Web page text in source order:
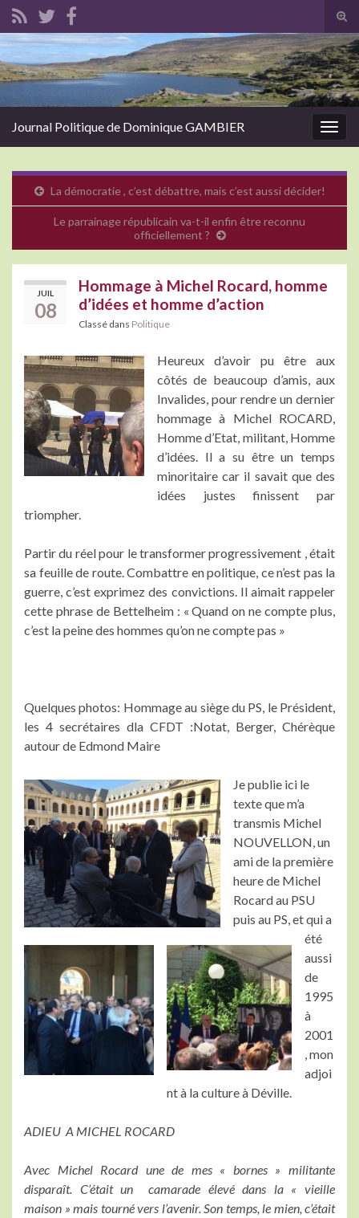
Search for:
Journal Politique de Dominique GAMBIER
La démocratie , c’est débattre, mais c’est aussi décider!
Le parrainage républicain va-t-il enfin être reconnu
officiellement ?
JUIL
08
Hommage à Michel Rocard, homme
d’idées et homme d’action
Classé dans Politique
Heureux d’avoir pu être aux
côtés de beaucoup d’amis, aux
Invalides, pour rendre un dernier
hommage à Michel ROCARD,
Homme d’Etat, militant, Homme
d’idées. Il a su être un temps
minoritaire car il savait que des
idées justes finissent par
triompher.
Partir du réel pour le transformer progressivement , était
sa feuille de route. Combattre en politique, ce n’est pas la
guerre, c’est exprimez des convictions. Il aimait rappeler
cette phrase de Bettelheim : « Quand on ne compte plus,
c’est la peine des hommes qu’on ne compte pas »
Quelques photos: Hommage au siège du PS, le Président,
les 4 secrétaires dla CFDT :Notat, Berger, Chérèque
autour de Edmond Maire
Je publie ici le
texte que m’a
transmis Michel
NOUVELLON, un
ami de la première
heure de Michel
Rocard au PSU
puis au PS, et qui a
été
aussi
de
1995
à
2001
, mon
adjoi
nt à la culture à Déville.
ADIEU A MICHEL ROCARD
Avec Michel Rocard une de mes « bornes » militante
disparaît. C’était un camarade élevé dans la « vieille
maison » mais tourné vers l’avenir. Son temps, le mien, c’était